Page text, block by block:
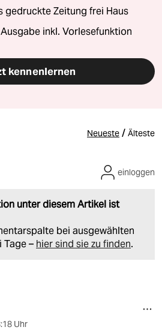
gedruckte Zeitung frei Haus
inkl. Vorlesefunktion
kennenlernen
Neueste / Älteste
unter diesem Artikel ist
bei ausgewählten
– hier sind sie zu finden.
einloggen
Uhr